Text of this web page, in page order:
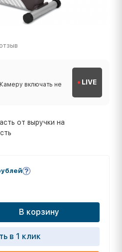
включать не
LIVE
от выручки на
В корзину
в 1 клик